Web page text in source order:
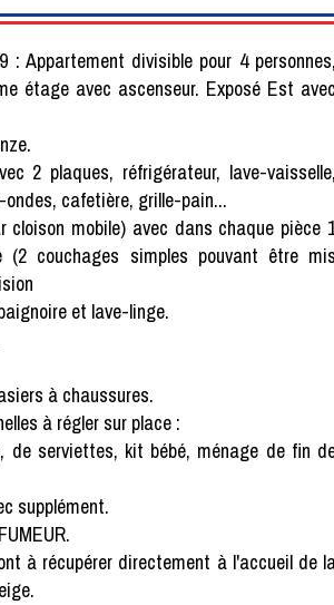
: Appartement divisible pour 4
étage avec ascenseur. Exposé Est
2 plaques, réfrigérateur, lave-
cafetière, grille-pain...
cloison mobile) avec dans chaque pièce
(2 couchages simples pouvant être
et lave-linge.
à chaussures.
à régler sur place :
de serviettes, kit bébé, ménage de fin
supplément.
à récupérer directement à l'accueil de